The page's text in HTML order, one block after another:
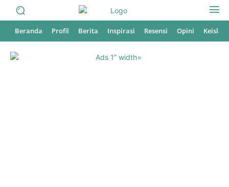
Beranda Profil Berita Inspirasi Resensi Opini